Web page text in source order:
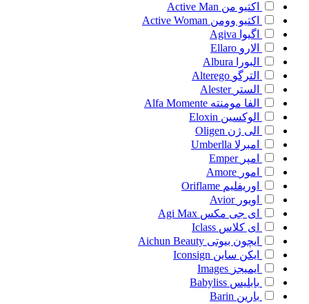
اکتیو من Active Man
اکتیو وومن Active Woman
اگیوا Agiva
الارو Ellaro
البورا
Albura
الترگو Alterego
الستر Alester
الفا مومنته Alfa Momente
الوکسین Eloxin
الی ژن Oligen
امبرلا Umberlla
امپر Emper
امور Amore
اوریفلیم Oriflame
اویور Avior
ای جی مکس Agi Max
ای کلاس Iclass
ایچون بیوتی Aichun Beauty
ایکن ساین Iconsign
ایمیجز Images
بابلیس Babyliss
بارین Barin